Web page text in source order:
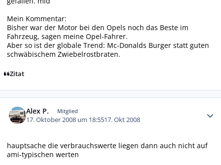
Mein Kommentar:
Bisher war der Motor bei den Opels noch das Beste im
Fahrzeug, sagen meine Opel-Fahrer.
Aber so ist der globale Trend: Mc-Donalds Burger statt guten
schwäbischem Zwiebelrostbraten.
Zitat
Alex P. Mitglied
17. Oktober 2008 um 18:5517. Okt 2008
hauptsache die verbrauchswerte liegen dann auch nicht auf
ami-typischen werten